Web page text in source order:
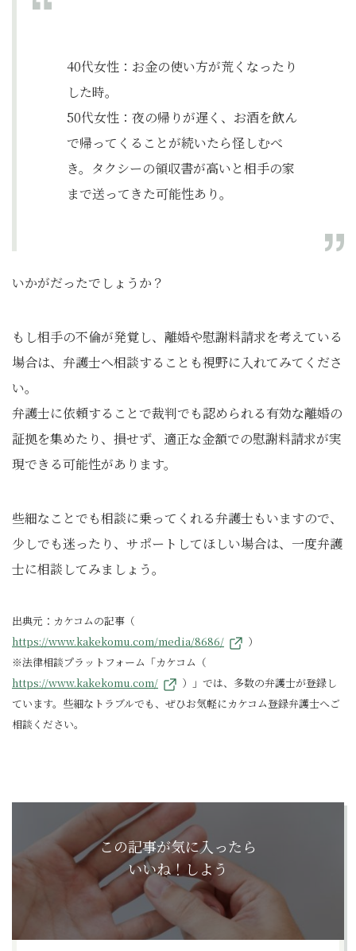
40代女性：お金の使い方が荒くなったり
した時。
50代女性：夜の帰りが遅く、お酒を飲ん
で帰ってくることが続いたら怪しむべ
き。タクシーの領収書が高いと相手の家
まで送ってきた可能性あり。
いかがだったでしょうか？
もし相手の不倫が発覚し、離婚や慰謝料請求を考えている
場合は、弁護士へ相談することも視野に入れてみてくださ
い。
弁護士に依頼することで裁判でも認められる有効な離婚の
証拠を集めたり、損せず、適正な金額での慰謝料請求が実
現できる可能性があります。
些細なことでも相談に乗ってくれる弁護士もいますので、
少しでも迷ったり、サポートしてほしい場合は、一度弁護
士に相談してみましょう。
出典元：カケコムの記事（
https://www.kakekomu.com/media/8686/
）
※法律相談プラットフォーム「カケコム（
https://www.kakekomu.com/
）」では、多数の弁護士が登録し
ています。些細なトラブルでも、ぜひお気軽にカケコム登録弁護士へご
相談ください。
この記事が気に入ったら
いいね！しよう